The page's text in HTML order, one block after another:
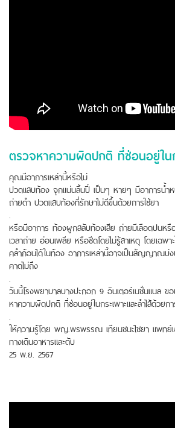
คุณมีอาการเหล่านี้หรือไม่
ปวดแสบท้อง จุกแน่นลิ้นปี่ เป็นๆ หายๆ มีอาการน้ำ
ถ่ายดำ ปวดแสบท้องที่รักษาไม่ดีขึ้นด้วยการใช้ยา
.
หรือมีอาการ ท้องผูกสลับท้องเสีย ถ่ายมีเลือดปนหรื
เวลาถ่าย อ่อนเพลีย หรือซีดโดยไม่รู้สาเหตุ โดยเฉพ
คลำก้อนได้ในท้อง อาการเหล่านี้อาจเป็นสัญญาณ
คาดไม่ถึง
.
วันนี้โรงพยาบาลบางปะกอก 9 อินเตอร์เนชั่นแนล ข
หาความผิดปกติ ที่ซ่อนอยู่ในกระเพาะและลำไส้ด้วยก
.
ให้ความรู้โดย พญ.พรพรรณ เทียนชนะไชยา แพทย์
ทางเดินอาหารและตับ
25 พ.ย. 2567